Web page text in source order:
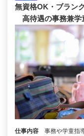
無資格OK・ブラン
高待遇の事務兼学
仕事内容
事務や学童指